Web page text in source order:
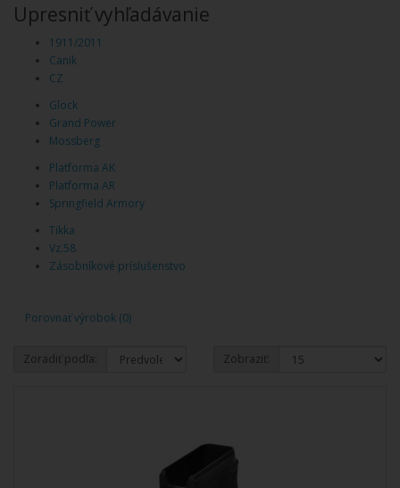
Upresniť vyhľadávanie
1911/2011
Canik
CZ
Glock
Grand Power
Mossberg
Platforma AK
Platforma AR
Springfield Armory
Tikka
Vz.58
Zásobníkové príslušenstvo
Porovnať výrobok (0)
Zoradiť podľa: Zobraziť: